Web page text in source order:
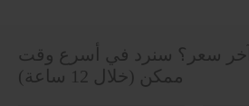
سعر؟ سنرد في أسرع وقت
ممكن (خلال 12 ساعة)